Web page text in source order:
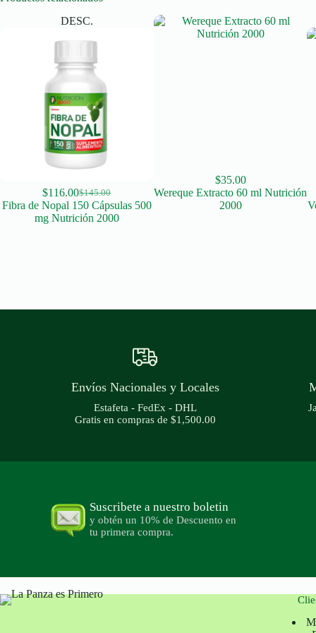
DESC.
$145.00
Original
price
was:
$116.00Current
price
is:
Fibra de Nopal 150 Cápsulas 500
mg Nutrición 2000
$35.00
Wereque Extracto 60 ml Nutrición
2000
Envíos Nacionales y Locales
Estafeta - FedEx - DHL
Gratis en compras de $1,500.00
Suscribete a nuestro boletin
y obtén un 10% de Descuento en
tu primera compra.